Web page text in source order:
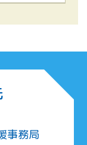
事務局